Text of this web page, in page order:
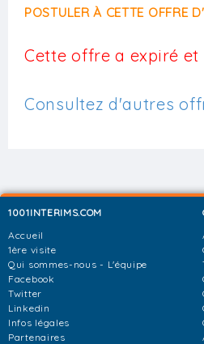
POSTULER À CETTE OFFRE
Cette offre a expiré
Consultez d'autres
1001INTERIMS.COM
Accueil
1ère visite
Qui sommes-nous - L'équipe
Facebook
Twitter
Linkedin
Infos légales
Partenaires